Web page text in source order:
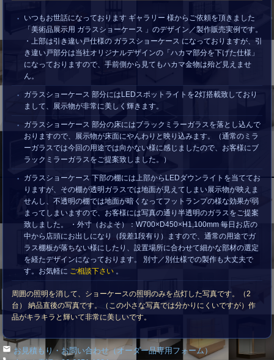
いつもお世話になっております ギャラリー 様からご依頼を頂きました
「美術品展示用 ガラスショーケース 」のデザイン／製作販売実例です。
・上部は引き違い戸仕様の ガラスショーケース になっておりますが、引
き違い戸部分は当社オリジナルデザインの「ハカマ部分を下げた仕様」
になっておりますので、手前側から見てもハカマ金物は殆ど見えませ
ん。
ガラスショーケース 部分にはLEDスポットライトを2灯搭載致しており
まして、展示物が非常に美しく輝きます。
ガラスショーケース 部分の床にはブラックミラーガラスを落とし込んで
おりますので、展示物が床面にやんわりと映り込みます。（通常のミラ
ーガラスでは今回の用途では向かない様に感じましたので、お客様にブ
ラックミラーガラスをご提案致しました。）
ガラスショーケース 下部の棚には上部からLEDダウンライトを当ててお
りますが、その棚が透明ガラスでは地面が見えてしまい展示物が映えま
せんし、不透明の棚では地面が暗くなってフットランプの様な効果が弱
まってしまいますので、お客様には写真の通り半透明のガラスをご提案
致しました。 ・外寸（およそ）：W700×D450×H1,100mm 毎日お店の
中から店頭にお出しになり（段差1段有り）ますので、通常の用途でガ
ラス棚板が落ちない様にしたり、設置場所に合わせて細かな部材の選定
を経たデザインになっております。 別寸／別仕様での製作も大丈夫で
す。お気軽に ご相談下さい 。
周囲の照明を消して、ショーケースの照明のみを点灯した写真です。（2
台） 納品直後の写真です。（この小さな写真では分かりにくいですが）作
品がキラキラと輝いて非常に美しいです。
お見積もり・お問い合わせ（オーダー品専用フォーム）